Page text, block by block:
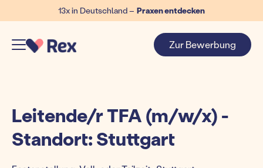
13x in Deutschland – Praxen entdecken
Zur Bewerbung
Leitende/r TFA (m/w/x) -
Standort: Stuttgart